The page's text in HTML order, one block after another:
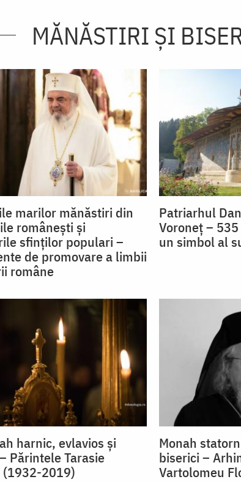
MĂNĂSTIRI ȘI
marilor mănăstiri din
româneşti şi
sfinţilor populari –
de promovare a limbii
române
Patriarhul
Voroneț –
un simbol al
harnic, evlavios şi
Părintele Tarasie
(1932-2019)
Monah
biserici –
Vartolomeu